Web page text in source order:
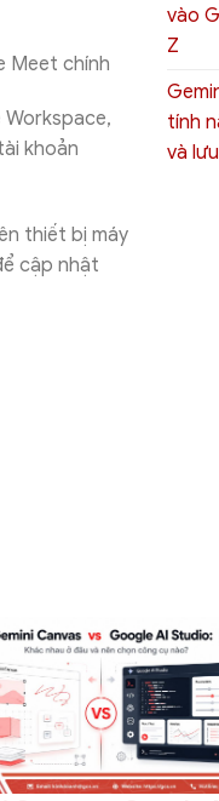
Meet chính
khoản
thiết bị máy
cập nhật
vào
Z
tính
và